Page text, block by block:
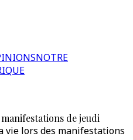
NOTRE
de jeudi
vie lors des manifestations